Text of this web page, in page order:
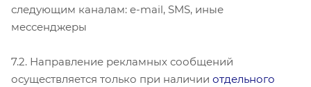
следующим каналам: e-mail, SMS, иные
мессенджеры
7.2. Направление рекламных сообщений
осуществляется только при наличии отдельного